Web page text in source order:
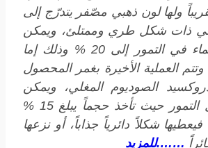
ولها لون ذهبي مصّفر يتدرّج إلى
ذات شكل طري وممتلئ، ويمكن
تخفيض نسبة الماء في التمور إلى 20 % وذلك إما
وتتم العملية الأخيرة بغمر المحصول
الصوديوم المغلي، ويمكن
ترك النواة داخل التمور حيث تأخذ حجماً يبلغ 15 %
شكلاً دائرياً جذاباً، أو نزعها
…….للمزيد